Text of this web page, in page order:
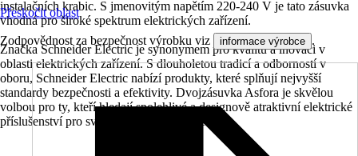
instalačních krabic. S jmenovitým napětím 220-240 V je tato zásuvka
vhodná pro široké spektrum elektrických zařízení.
Značka Schneider Electric je synonymem pro kvalitu a inovaci v
oblasti elektrických zařízení. S dlouholetou tradicí a odborností v
oboru, Schneider Electric nabízí produkty, které splňují nejvyšší
standardy bezpečnosti a efektivity. Dvojzásuvka Asfora je skvělou
volbou pro ty, kteří hledají spolehlivé a designově atraktivní elektrické
příslušenství pro svůj domov nebo kancelář.
Přeskočit oblast
Zodpovědnost za bezpečnost výrobku viz informace výrobce .